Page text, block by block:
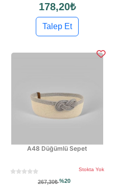
178,20₺
Talep Et
A48 Düğümlü Sepet
Stokta Yok
267,30₺%20